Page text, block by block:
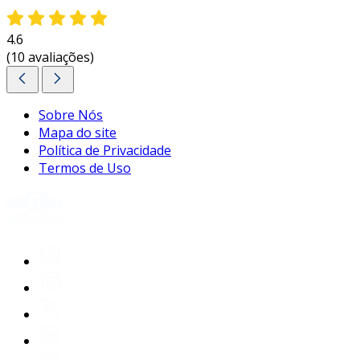
4.6
(10 avaliações)
Sobre Nós
Mapa do site
Política de Privacidade
Termos de Uso